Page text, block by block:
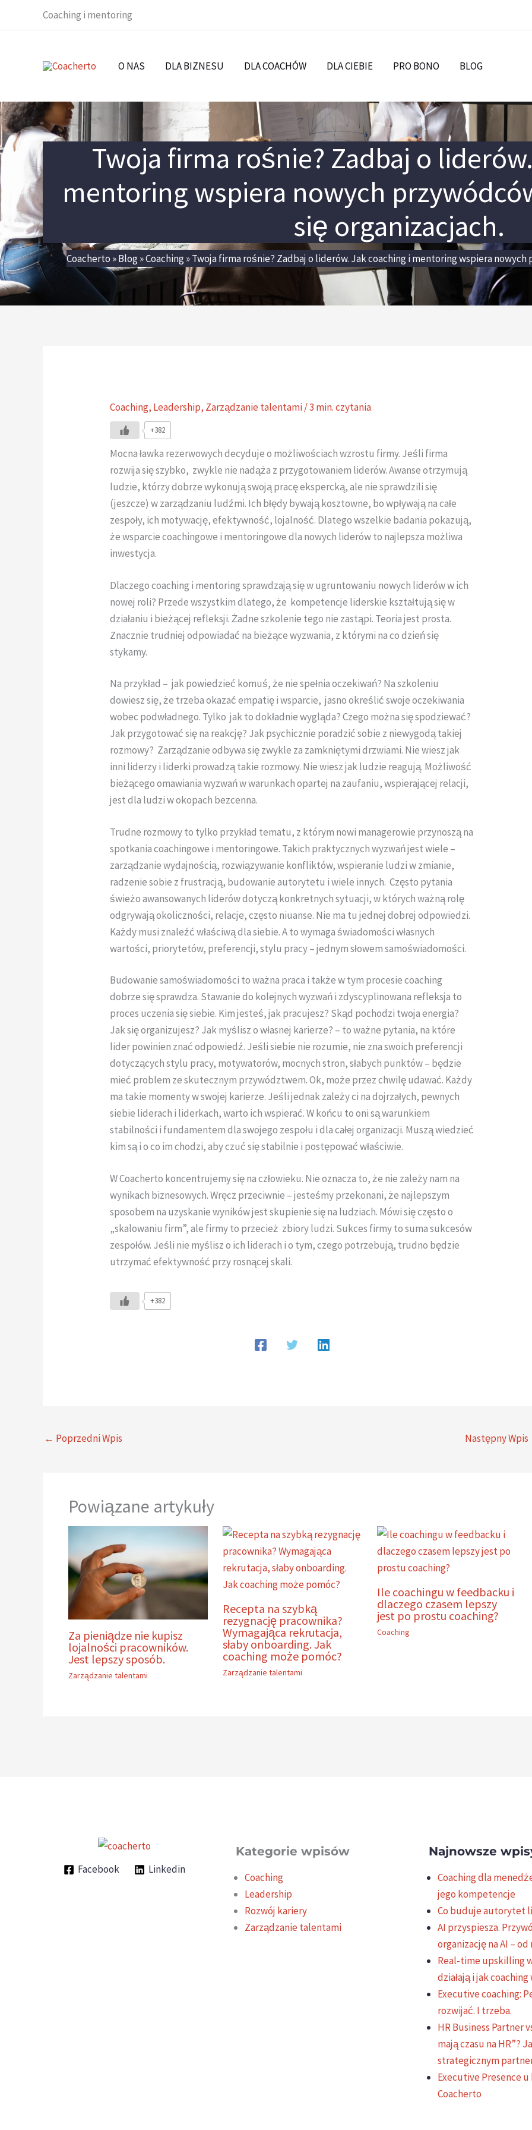
Coaching i mentoring
O NAS DLA BIZNESU DLA COACHÓW DLA CIEBIE PRO BONO BLOG
Twoja firma rośnie? Zadbaj o
mentoring wspiera nowych
się organizacjach.
Coacherto »Blog »Coaching »Twoja firma rośnie? Zadbaj o liderów. Jak coaching i mentoring wspiera
Coaching, Leadership, Zarządzanie talentami/3 min. czytania
+382
Mocna ławka rezerwowych decyduje o możliwościach wzrostu firmy. Jeśli firma
rozwija się szybko, zwykle nie nadąża z przygotowaniem liderów. Awanse otrzymują
ludzie, którzy dobrze wykonują swoją pracę ekspercką, ale nie sprawdzili się
(jeszcze) w zarządzaniu ludźmi. Ich błędy bywają kosztowne, bo wpływają na całe
zespoły, ich motywację, efektywność, lojalność. Dlatego wszelkie badania pokazują,
że wsparcie coachingowe i mentoringowe dla nowych liderów to najlepsza możliwa
inwestycja.
Dlaczego coaching i mentoring sprawdzają się w ugruntowaniu nowych liderów w ich
nowej roli? Przede wszystkim dlatego, że kompetencje liderskie kształtują się w
działaniu i bieżącej refleksji. Żadne szkolenie tego nie zastąpi. Teoria jest prosta.
Znacznie trudniej odpowiadać na bieżące wyzwania, z którymi na co dzień się
stykamy.
Na przykład – jak powiedzieć komuś, że nie spełnia oczekiwań? Na szkoleniu
dowiesz się, że trzeba okazać empatię i wsparcie, jasno określić swoje oczekiwania
wobec podwładnego. Tylko jak to dokładnie wygląda? Czego można się spodziewać?
Jak przygotować się na reakcję? Jak psychicznie poradzić sobie z niewygodą takiej
rozmowy? Zarządzanie odbywa się zwykle za zamkniętymi drzwiami. Nie wiesz jak
inni liderzy i liderki prowadzą takie rozmowy. Nie wiesz jak ludzie reagują. Możliwość
bieżącego omawiania wyzwań w warunkach opartej na zaufaniu, wspierającej relacji,
jest dla ludzi w okopach bezcenna.
Trudne rozmowy to tylko przykład tematu, z którym nowi managerowie przynoszą na
spotkania coachingowe i mentoringowe. Takich praktycznych wyzwań jest wiele –
zarządzanie wydajnością, rozwiązywanie konfliktów, wspieranie ludzi w zmianie,
radzenie sobie z frustracją, budowanie autorytetu i wiele innych. Często pytania
świeżo awansowanych liderów dotyczą konkretnych sytuacji, w których ważną rolę
odgrywają okoliczności, relacje, często niuanse. Nie ma tu jednej dobrej odpowiedzi.
Każdy musi znaleźć właściwą dla siebie. A to wymaga świadomości własnych
wartości, priorytetów, preferencji, stylu pracy – jednym słowem samoświadomości.
Budowanie samoświadomości to ważna praca i także w tym procesie coaching
dobrze się sprawdza. Stawanie do kolejnych wyzwań i zdyscyplinowana refleksja to
proces uczenia się siebie. Kim jesteś, jak pracujesz? Skąd pochodzi twoja energia?
Jak się organizujesz? Jak myślisz o własnej karierze? – to ważne pytania, na które
lider powinien znać odpowiedź. Jeśli siebie nie rozumie, nie zna swoich preferencji
dotyczących stylu pracy, motywatorów, mocnych stron, słabych punktów – będzie
mieć problem ze skutecznym przywództwem. Ok, może przez chwilę udawać. Każdy
ma takie momenty w swojej karierze. Jeśli jednak zależy ci na dojrzałych, pewnych
siebie liderach i liderkach, warto ich wspierać. W końcu to oni są warunkiem
stabilności i fundamentem dla swojego zespołu i dla całej organizacji. Muszą wiedzieć
kim są i o co im chodzi, aby czuć się stabilnie i postępować właściwie.
W Coacherto koncentrujemy się na człowieku. Nie oznacza to, że nie zależy nam na
wynikach biznesowych. Wręcz przeciwnie – jesteśmy przekonani, że najlepszym
sposobem na uzyskanie wyników jest skupienie się na ludziach. Mówi się często o
„skalowaniu firm”, ale firmy to przecież zbiory ludzi. Sukces firmy to suma sukcesów
zespołów. Jeśli nie myślisz o ich liderach i o tym, czego potrzebują, trudno będzie
utrzymać efektywność przy rosnącej skali.
+382
← Poprzedni Wpis Następny Wpis
Powiązane artykuły
Za pieniądze nie kupisz
lojalności pracowników.
Jest lepszy sposób.
Zarządzanie talentami
Recepta na szybką
rezygnację pracownika?
Wymagająca rekrutacja,
słaby onboarding. Jak
coaching może pomóc?
Zarządzanie talentami
Ile coachingu w feedbacku i
dlaczego czasem lepszy
jest po prostu coaching?
Coaching
Facebook Linkedin
Kategorie wpisów
Coaching
Leadership
Rozwój kariery
Zarządzanie talentami
Najnowsze
Coaching dla
jego kompetencje
Co buduje autorytet
AI przyspiesza.
organizację na AI –
Real-time upskilling
działają i jak
Executive coaching:
rozwijać. I trzeba.
HR Business Partner
mają czasu na HR”?
strategicznym
Executive Presence
Coacherto